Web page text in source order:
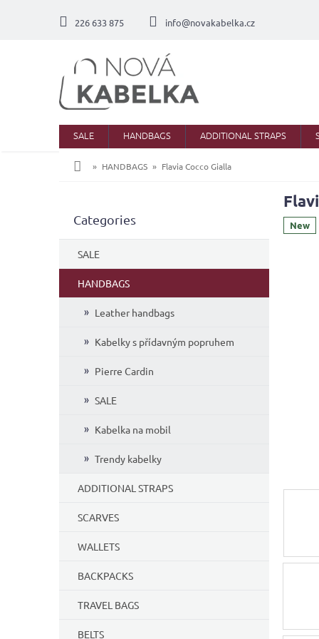
226 633 875 info@novakabelka.cz
SALE HANDBAGS ADDITIONAL STRAPS
HomeHANDBAGS Flavia Cocco Gialla
d
b
r
Skip
Categories
SALE
HANDBAGS
Leather handbags
Kabelky s přídavným popruhem
Pierre Cardin
SALE
Kabelka na mobil
Trendy kabelky
ADDITIONAL STRAPS
SCARVES
WALLETS
BACKPACKS
TRAVEL BAGS
BELTS
New